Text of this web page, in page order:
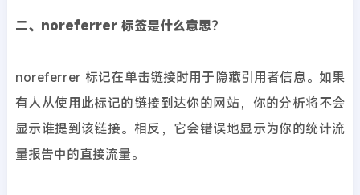
二、noreferrer 标签是什么意思？
noreferrer 标记在单击链接时用于隐藏引用者信息。如果
有人从使用此标记的链接到达你的网站，你的分析将不会
显示谁提到该链接。相反，它会错误地显示为你的统计流
量报告中的直接流量。